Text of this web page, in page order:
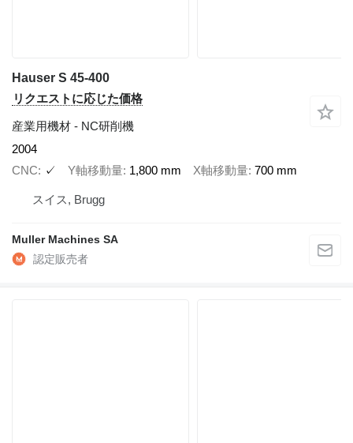
Hauser S 45-400
リクエストに応じた価格
産業用機材 - NC研削機
2004
CNC
✓ Y軸移動量 1,800 mm X軸移動量 700 mm
スイス, Brugg
Muller Machines SA